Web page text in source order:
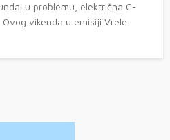
u problemu, električna C-
vikenda u emisiji Vrele